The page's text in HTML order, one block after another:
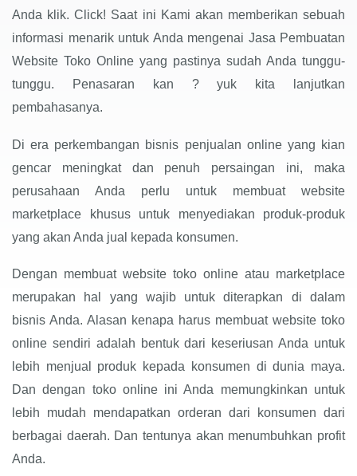
Anda klik. Click! Saat ini Kami akan memberikan sebuah
informasi menarik untuk Anda mengenai Jasa Pembuatan
Website Toko Online yang pastinya sudah Anda tunggu-
tunggu. Penasaran kan ? yuk kita lanjutkan
pembahasanya.
Di era perkembangan bisnis penjualan online yang kian
gencar meningkat dan penuh persaingan ini, maka
perusahaan Anda perlu untuk membuat website
marketplace khusus untuk menyediakan produk-produk
yang akan Anda jual kepada konsumen.
Dengan membuat website toko online atau marketplace
merupakan hal yang wajib untuk diterapkan di dalam
bisnis Anda. Alasan kenapa harus membuat website toko
online sendiri adalah bentuk dari keseriusan Anda untuk
lebih menjual produk kepada konsumen di dunia maya.
Dan dengan toko online ini Anda memungkinkan untuk
lebih mudah mendapatkan orderan dari konsumen dari
berbagai daerah. Dan tentunya akan menumbuhkan profit
Anda.